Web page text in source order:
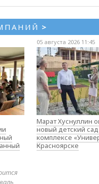
>
05 августа 2026 11:45
Марат Хуснуллин
новый детский
комплексе
Красноярске